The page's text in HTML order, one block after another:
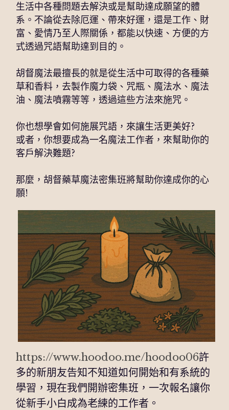
商品使用
希臘神話
金錢策略魔法高階單元II：店面風水
現代魔法－金錢魔法符印實作
防禦策略魔法單元一 抵禦魔法攻擊
防禦策略魔法單元二-杜絕謠言(實體)
魔法新手入門實作課II：淨化與保護
大地魔法
現代魔法－保護符印實作
多香果成功咒術
魔法防禦-保護符咒
魔法蠟燭課
胡督繩結魔法
2026夏至太陽燈儀式
金星火祭儀式
禁小人法科
聖芭芭拉-神聖守護剪刀
聖若瑟-家宅守護樹
胡督神靈工作密集班
適合愛情魔法工作的神靈
生活中各種問題去解決或是幫助達成願望的體
系。不論從去除厄運、帶來好運，還是工作、財
富、愛情乃至人際關係，都能以快速、方便的方
式透過咒語幫助達到目的。
胡督魔法最擅長的就是從生活中可取得的各種藥
草和香料，去製作魔力袋、咒瓶、魔法水、魔法
油、魔法噴霧等等，透過這些方法來施咒。
你也想學會如何施展咒語，來讓生活更美好?
或者，你想要成為一名魔法工作者，來幫助你的
客戶解決難題?
那麼，胡督藥草魔法密集班將幫助你達成你的心
願!
https://www.hoodoo.me/hoodoo06許
多的新朋友告知不知道如何開始和有系統的
學習，現在我們開辦密集班，一次報名讓你
從新手小白成為老練的工作者。